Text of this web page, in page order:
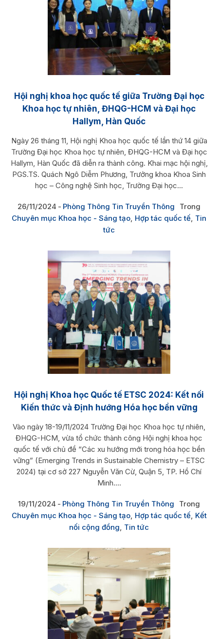
Hội nghị khoa học quốc tế giữa Trường Đại học
Khoa học tự nhiên, ĐHQG-HCM và Đại học
Hallym, Hàn Quốc
Ngày 26 tháng 11, Hội nghị Khoa học quốc tế lần thứ 14 giữa
Trường Đại học Khoa học tự nhiên, ĐHQG-HCM và Đại học
Hallym, Hàn Quốc đã diễn ra thành công. Khai mạc hội nghị,
PGS.TS. Quách Ngô Diễm Phương, Trưởng khoa Khoa Sinh
học – Công nghệ Sinh học, Trường Đại học...
26/11/2024 Phòng Thông Tin Truyền Thông
Trong
Chuyên mục Khoa học - Sáng tạo, Hợp tác quốc tế, Tin
tức
Hội nghị Khoa học Quốc tế ETSC 2024: Kết nối
Kiến thức và Định hướng Hóa học bền vững
Vào ngày 18-19/11/2024 Trường Đại học Khoa học tự nhiên,
ĐHQG-HCM, vừa tổ chức thành công Hội nghị khoa học
quốc tế với chủ đề “Các xu hướng mới trong hóa học bền
vững” (Emerging Trends in Sustainable Chemistry – ETSC
2024) tại cơ sở 227 Nguyễn Văn Cừ, Quận 5, TP. Hồ Chí
Minh....
19/11/2024 Phòng Thông Tin Truyền Thông
Trong
Chuyên mục Khoa học - Sáng tạo, Hợp tác quốc tế, Kết
nối cộng đồng Tin tức